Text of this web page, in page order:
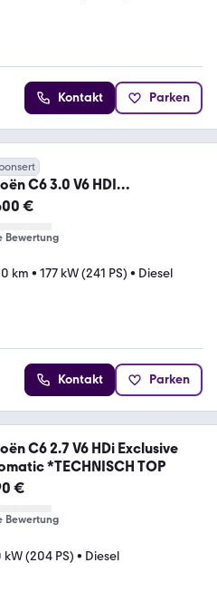
Kontakt Parken
C6 3.0 V6 HDI
€
Bewertung
km • 177 kW (241 PS) • Diesel
Kontakt Parken
C6 2.7 V6 HDi Exclusive
*TECHNISCH TOP
€
Bewertung
kW (204 PS) • Diesel